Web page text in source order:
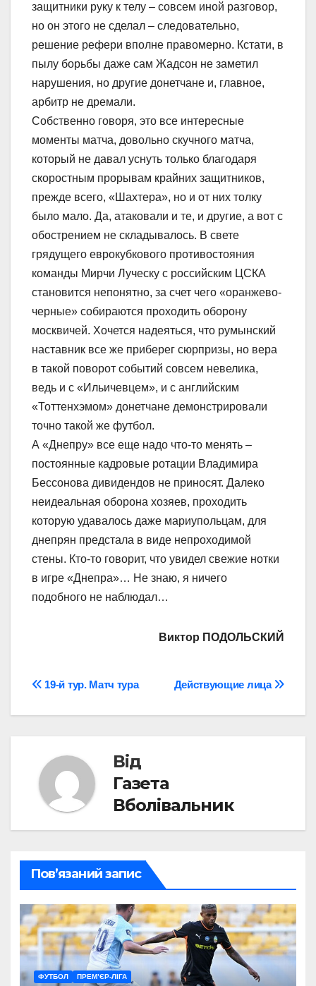
защитники руку к телу – совсем иной разговор,
но он этого не сделал – следовательно,
решение рефери вполне правомерно. Кстати, в
пылу борьбы даже сам Жадсон не заметил
нарушения, но другие донетчане и, главное,
арбитр не дремали.
Собственно говоря, это все интересные
моменты матча, довольно скучного матча,
который не давал уснуть только благодаря
скоростным прорывам крайних защитников,
прежде всего, «Шахтера», но и от них толку
было мало. Да, атаковали и те, и другие, а вот с
обострением не складывалось. В свете
грядущего еврокубкового противостояния
команды Мирчи Луческу с российским ЦСКА
становится непонятно, за счет чего «оранжево-
черные» собираются проходить оборону
москвичей. Хочется надеяться, что румынский
наставник все же приберег сюрпризы, но вера
в такой поворот событий совсем невелика,
ведь и с «Ильичевцем», и с английским
«Тоттенхэмом» донетчане демонстрировали
точно такой же футбол.
А «Днепру» все еще надо что-то менять –
постоянные кадровые ротации Владимира
Бессонова дивидендов не приносят. Далеко
неидеальная оборона хозяев, проходить
которую удавалось даже мариупольцам, для
днепрян предстала в виде непроходимой
стены. Кто-то говорит, что увидел свежие нотки
в игре «Днепра»… Не знаю, я ничего
подобного не наблюдал…
Виктор ПОДОЛЬСКИЙ
Навігація
записів
Действующие лица
19-й тур. Матч тура
Від
Газета
Вболівальник
Пов’язаний запис
ФУТБОЛ ПРЕМ’ЄР-ЛІГА